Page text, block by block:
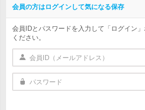
会員の方はログインして気になる保存
会員IDとパスワードを入力して「ログイン
ください。